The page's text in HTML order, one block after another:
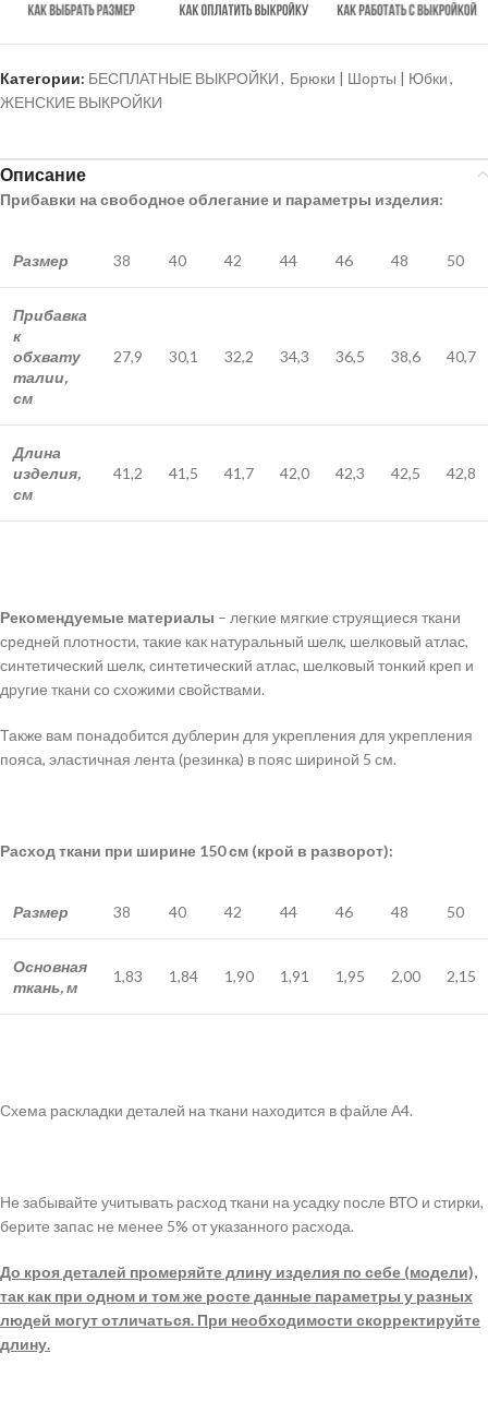
Категории: БЕСПЛАТНЫЕ ВЫКРОЙКИ, Брюки | Шорты | Юбки,
ЖЕНСКИЕ ВЫКРОЙКИ
Описание
Прибавки на свободное облегание и параметры изделия:
Размер 38 40 42 44 46 48 50
Прибавка
к
обхвату
талии,
см
27,9 30,1 32,2 34,3 36,5 38,6 40,7
Длина
изделия,
см
41,2 41,5 41,7 42,0 42,3 42,5 42,8
Рекомендуемые материалы – легкие мягкие струящиеся ткани
средней плотности, такие как натуральный шелк, шелковый атлас,
синтетический шелк, синтетический атлас, шелковый тонкий креп и
другие ткани со схожими свойствами.
Также вам понадобится дублерин для укрепления для укрепления
пояса, эластичная лента (резинка) в пояс шириной 5 см.
Расход ткани при ширине 150 см (крой в разворот):
Размер 38 40 42 44 46 48 50
Основная
ткань, м
1,83 1,84 1,90 1,91 1,95 2,00 2,15
Схема раскладки деталей на ткани находится в файле А4.
Не забывайте учитывать расход ткани на усадку после ВТО и стирки,
берите запас не менее 5% от указанного расхода.
До кроя деталей промеряйте длину изделия по себе (модели),
так как при одном и том же росте данные параметры у разных
людей могут отличаться. При необходимости скорректируйте
длину.